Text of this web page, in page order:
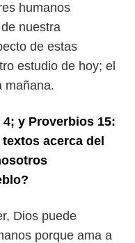
humanos
nuestra
de estas
estudio de hoy; el
mañana.
4; y Proverbios 15:
textos acerca del
Dios puede
porque ama a